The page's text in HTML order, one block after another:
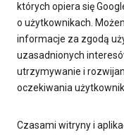
których opiera się
o użytkownikach.
informacje za zgodą
uzasadnionych
utrzymywanie i
oczekiwania
Czasami witryny i